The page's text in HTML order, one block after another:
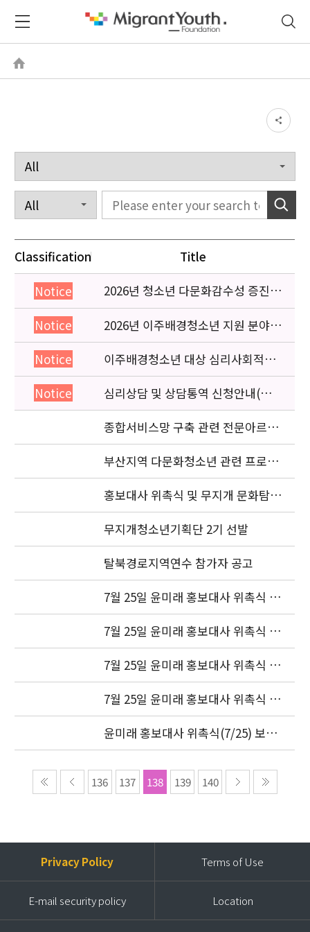
Classification Title
Notice
2026년 청소년 다문화감수성 증진
프로그램 「다가감」신청기관 안내
Notice
2026년 이주배경청소년 지원 분야
종사자 역량강화 교육 일정 안내
Notice
이주배경청소년 대상 심리사회적응
검사 연수동영상 개편 안내
Notice
심리상담 및 상담통역 신청안내(의뢰
서첨부)
종합서비스망 구축 관련 전문아르바
이트생 모집
부산지역 다문화청소년 관련 프로젝
트 조정자 모집 공고
홍보대사 위촉식 및 무지개 문화탐험
대 발대식
무지개청소년기획단 2기 선발
탈북경로지역연수 참가자 공고
7월 25일 윤미래 홍보대사 위촉식 사
진(4)
7월 25일 윤미래 홍보대사 위촉식 사
진(3)
7월 25일 윤미래 홍보대사 위촉식 사
진(2)
7월 25일 윤미래 홍보대사 위촉식 사
진(1)
윤미래 홍보대사 위촉식(7/25) 보도
자료 (현장스케치)
136 137 138 139 140
Privacy Policy Terms of Use
E-mail security policy Location